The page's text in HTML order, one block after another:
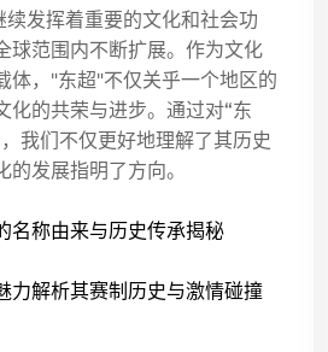
发挥着重要的文化和社会功
球范围内不断扩展。作为文化
体，"东超"不仅关乎一个地区的
化的共荣与进步。通过对“东
我们不仅更好地理解了其历史
发展指明了方向。
名称由来与历史传承揭秘
力解析其赛制历史与激情碰撞